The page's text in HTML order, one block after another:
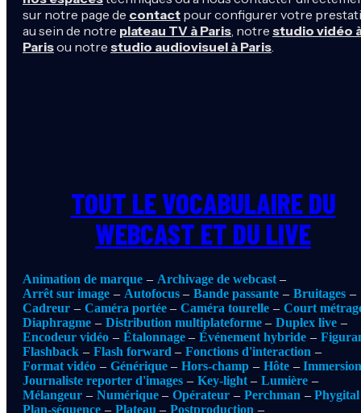
sur notre page de contact pour configurer votre
au sein de notre plateau TV à Paris, notre studio vidéo
Parisou notre studio audiovisuel à Paris.
TOUT LE VOCABULAIRE DU
WEBCAST ET DU LIVE
Animation de marque
Archivage de webcast
Arrêt sur image
Autofocus Bande passante
Bruitages
Cadreur
Caméra portée Caméra tourelle
Court
Diaphragme
Distribution multiplateforme
Duplex live
Encodeur vidéo
Étalonnage Événement hybride
Flashback
Flash forward
Fonctions d'interaction
Format vidéo
Générique Hors-champ Hôte
Journaliste reporter d'images
Key-light
Lumière
Mélangeur
Numérique Opérateur Perchman
Phygital
Plan-séquence
Plateau
Postproduction